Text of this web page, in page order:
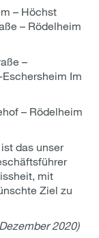
– Höchst
– Rödelheim
–
Im
– Rödelheim
das unser
mit
Ziel zu
2020)